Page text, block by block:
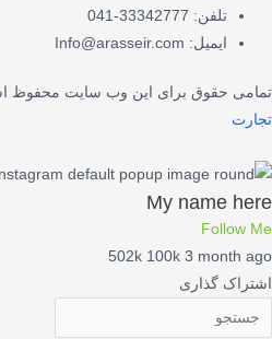
تلفن: 33342777-041
ایمیل: Info@arasseir.com
تمامی حقوق برای این وب سایت محفوظ
تجارت
My name here
Follow Me
502k 100k 3 month ago
اشتراک گذاری